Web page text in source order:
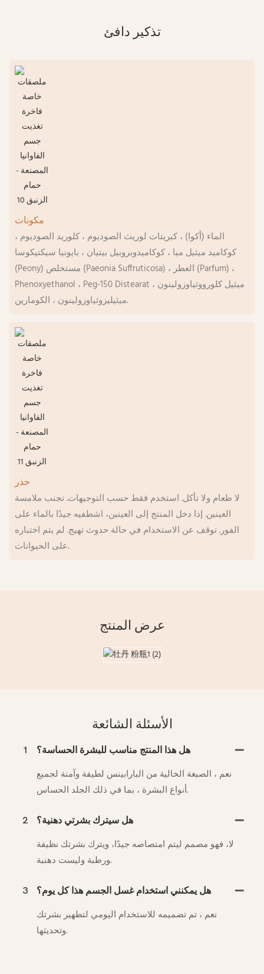
تذكير دافئ
مكونات
الماء (أكوا) ، كبريتات لوريث الصوديوم ، كلوريد الصوديوم ،
كوكاميد ميثيل ميا ، كوكاميدوبروبيل بيتيان ، بايونيا سيكتيكوسا
(Peony) مستخلص (Paeonia Suffruticosa) ، العطر (Parfum) ،
Phenoxyethanol ، Peg-150 Distearat ميثيل كلورووثياوزولينون ،
ميثيليزوثياوزولينون ، الكومارين.
حذر
لا طعام ولا تأكل. استخدم فقط حسب التوجيهات. تجنب ملامسة
العينين. إذا دخل المنتج إلى العينين، اشطفيه جيدًا بالماء على
الفور. توقف عن الاستخدام في حالة حدوث تهيج. لم يتم اختباره
على الحيوانات.
عرض المنتج
الأسئلة الشائعة
1 هل هذا المنتج مناسب للبشرة الحساسة؟
نعم ، الصيغة الخالية من البارابينس لطيفة وآمنة لجميع
أنواع البشرة ، بما في ذلك الجلد الحساس.
2 هل سيترك بشرتي دهنية؟
لا، فهو مصمم ليتم امتصاصه جيدًا، ويترك بشرتك نظيفة
ورطبة وليست دهنية.
3 هل يمكنني استخدام غسل الجسم هذا كل يوم؟
نعم ، تم تصميمه للاستخدام اليومي لتطهير بشرتك
وتحديثها.